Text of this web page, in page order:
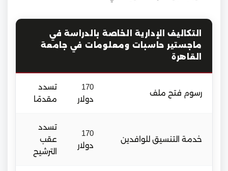
التكاليف الإدارية الخاصة بالدراسة في
ماجستير حاسبات ومعلومات في جامعة
القاهرة
رسوم فتح ملف
170
دولار
تسدد
مقدمًا
خدمة التنسيق للوافدين
170
دولار
تسدد
عقب
الترشيح